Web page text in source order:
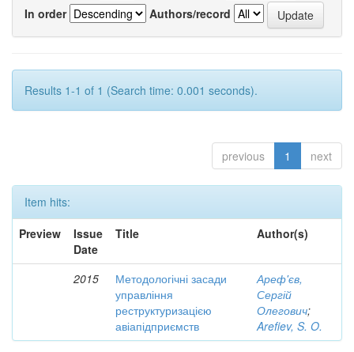
In order
Authors/record
Results 1-1 of 1 (Search time: 0.001 seconds).
previous 1 next
Item hits:
Preview
Issue
Date
Title Author(s)
2015
Методологічні засади
управління
реструктуризацією
авіапідприємств
Ареф'єв,
Сергій
Олегович;
Arefiev, S. O.